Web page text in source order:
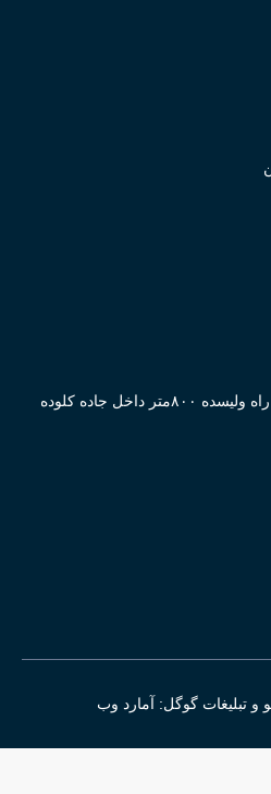
جاده آمل به چمستان سه راه ولیسده ۸۰۰متر داخل جاده کلوده
تبلیغات گوگل: آمارد وب